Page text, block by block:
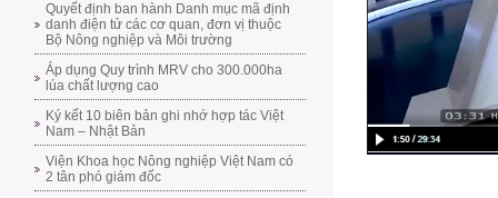
Quyết định ban hành Danh mục mã định
danh điện tử các cơ quan, đơn vị thuộc
Bộ Nông nghiệp và Môi trường
Áp dụng Quy trình MRV cho 300.000ha
lúa chất lượng cao
Ký kết 10 biên bản ghi nhớ hợp tác Việt
Nam – Nhật Bản
Viện Khoa học Nông nghiệp Việt Nam có
2 tân phó giám đốc